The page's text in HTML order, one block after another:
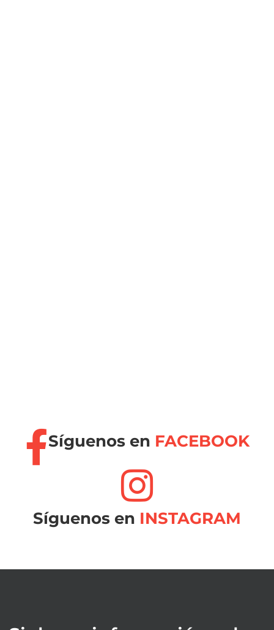
Síguenos en FACEBOOK
Síguenos en INSTAGRAM